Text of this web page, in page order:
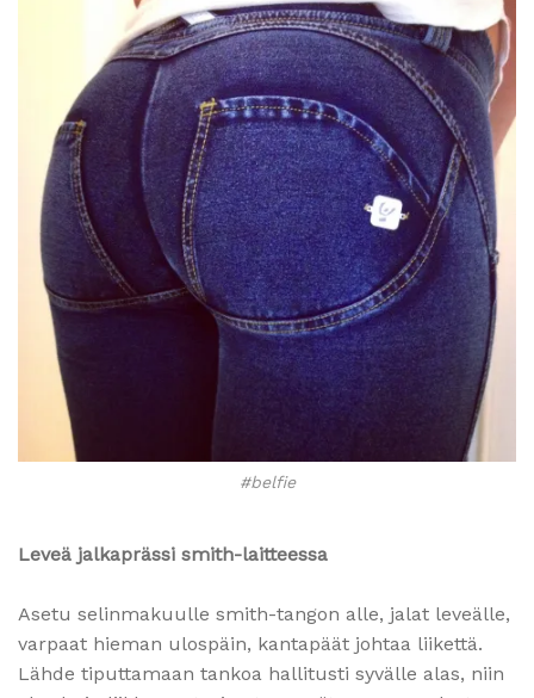
#belfie
Leveä jalkaprässi smith-laitteessa
Asetu selinmakuulle smith-tangon alle, jalat leveälle,
varpaat hieman ulospäin, kantapäät johtaa liikettä.
Lähde tiputtamaan tankoa hallitusti syvälle alas, niin